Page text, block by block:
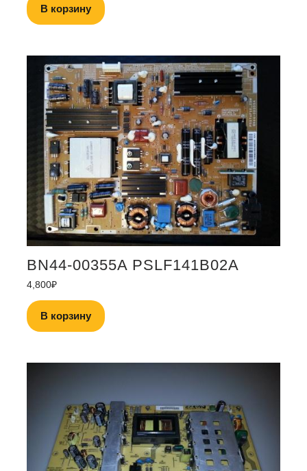
В корзину
BN44-00355A PSLF141B02A
4,800₽
В корзину